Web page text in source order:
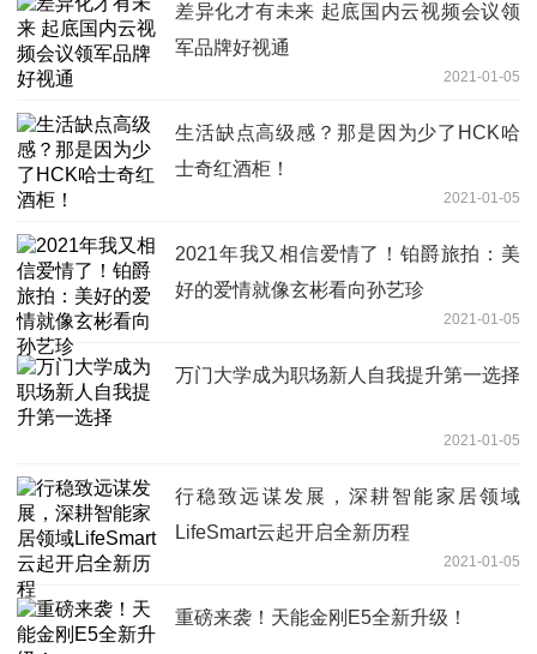
差异化才有未来 起底国内云视频会议领
军品牌好视通
2021-01-05
生活缺点高级感？那是因为少了HCK哈
士奇红酒柜！
2021-01-05
2021年我又相信爱情了！铂爵旅拍：美
好的爱情就像玄彬看向孙艺珍
2021-01-05
万门大学成为职场新人自我提升第一选择
2021-01-05
行稳致远谋发展，深耕智能家居领域
LifeSmart云起开启全新历程
2021-01-05
重磅来袭！天能金刚E5全新升级！